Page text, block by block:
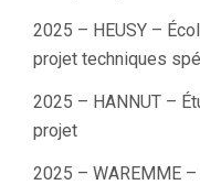
2025 – HEUSY –
projet techniques
2025 – HANNUT –
projet
2025 – WAREMME